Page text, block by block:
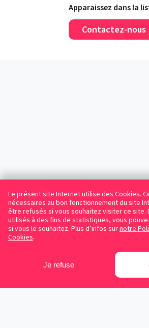
Le présent site Internet utilise des Cookies.
nécessaires au bon fonctionnement du site
être refusés si vous souhaitez visiter ce site.
utilisés à des fins de statistiques, vous
si vous le souhaitez. Plus d’infos surnotre
Cookies.
Je refuse
Apparaissez dans la
Contactez-nous